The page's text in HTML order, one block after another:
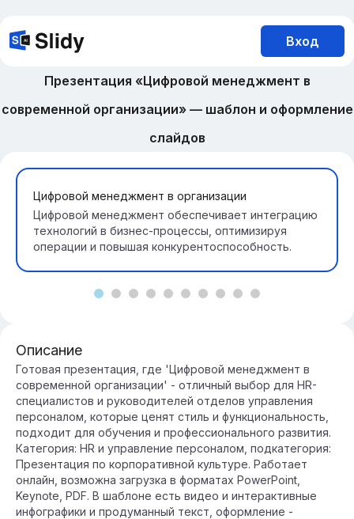
Вход
Презентация «Цифровой менеджмент в
современной организации» — шаблон и оформление
слайдов
Цифровой менеджмент в организации
Цифровой менеджмент обеспечивает интеграцию
технологий в бизнес-процессы, оптимизируя
операции и повышая конкурентоспособность.
Описание
Готовая презентация, где 'Цифровой менеджмент в
современной организации' - отличный выбор для HR-
специалистов и руководителей отделов управления
персоналом, которые ценят стиль и функциональность,
подходит для обучения и профессионального развития.
Категория: HR и управление персоналом, подкатегория:
Презентация по корпоративной культуре. Работает
онлайн, возможна загрузка в форматах PowerPoint,
Keynote, PDF. В шаблоне есть видео и интерактивные
инфографики и продуманный текст, оформление -